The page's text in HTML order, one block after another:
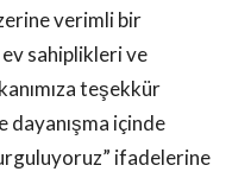
verimli bir
sahiplikleri ve
teşekkür
dayanışma içinde
ifadelerine